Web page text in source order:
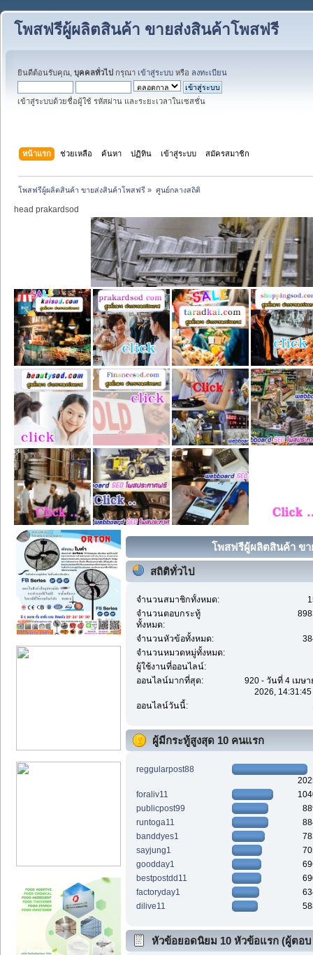
โพสฟรีผู้ผลิตสินค้า ขายส่งสินค้าโพสฟรี
ยินดีต้อนรับคุณ, บุคคลทั่วไป กรุณา เข้าสู่ระบบ หรือ ลงทะเบียน
เข้าสู่ระบบด้วยชื่อผู้ใช้ รหัสผ่าน และระยะเวลาในเซสชั่น
หน้าแรก ช่วยเหลือ ค้นหา ปฏิทิน เข้าสู่ระบบ สมัครสมาชิก
โพสฟรีผู้ผลิตสินค้า ขายส่งสินค้าโพสฟรี » ศูนย์กลางสถิติ
head prakardsod
โพสฟรีผู้ผลิตสินค้า ข
สถิติทั่วไป
จำนวนสมาชิกทั้งหมด:
จำนวนตอบกระทู้
ทั้งหมด:
จำนวนหัวข้อทั้งหมด:
จำนวนหมวดหมู่ทั้งหมด:
ผู้ใช้งานที่ออนไลน์:
ออนไลน์มากที่สุด:
920 - วันที่ 4 เมษ
2026,
ออนไลน์วันนี้:
ผู้มีกระทู้สูงสุด 10 คนแรก
reggularpost88
foraliv11
publicpost99
runtoga11
banddyes1
sayjung1
goodday1
bestpostdd11
factoryday1
dilive11
หัวข้อยอดนิยม 10 หัวข้อแรก (ผู้ตอบ